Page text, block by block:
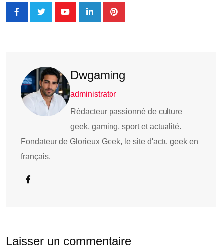
Dwgaming
administrator
Rédacteur passionné de culture
geek, gaming, sport et actualité.
Fondateur de Glorieux Geek, le site d'actu geek en
français.
Laisser un commentaire